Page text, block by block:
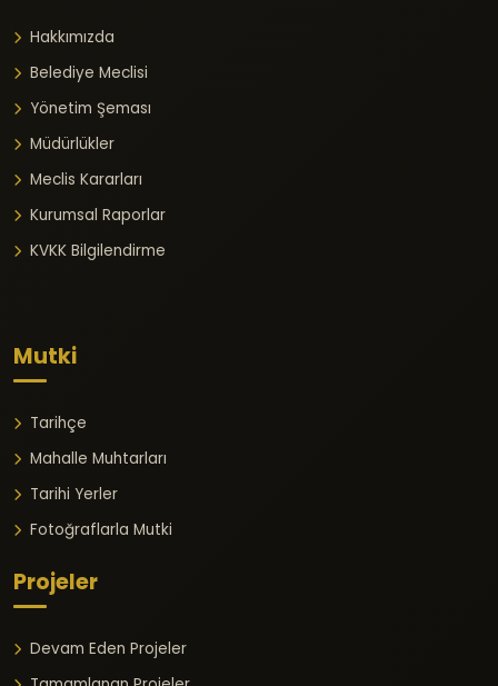
Hakkımızda
Belediye Meclisi
Yönetim Şeması
Müdürlükler
Meclis Kararları
Kurumsal Raporlar
KVKK Bilgilendirme
Mutki
Tarihçe
Mahalle Muhtarları
Tarihi Yerler
Fotoğraflarla Mutki
Projeler
Devam Eden Projeler